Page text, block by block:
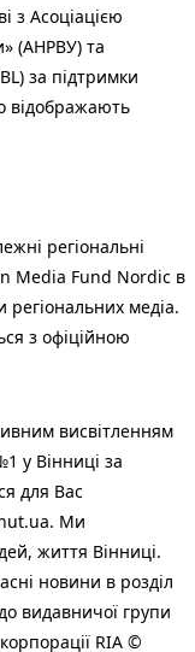
з Асоціацією
(АНРВУ) та
за підтримки
відображають
регіональні
Media Fund Nordic в
регіональних медіа.
з офіційною
висвітленням
у Вінниці за
для Вас
Ми
життя Вінниці.
новини в розділ
видавничої групи
RIA ©